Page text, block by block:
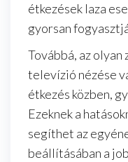
étkezések laza
gyorsan
Továbbá, az olyan
televízió nézése
étkezés közben,
Ezeknek a
segíthet az
beállításában a